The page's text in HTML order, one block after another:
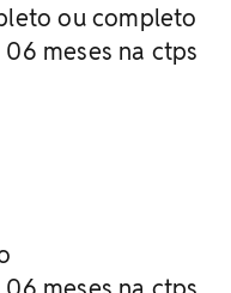
ou completo
meses na ctps